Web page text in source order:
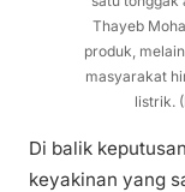
Thayeb
produk,
masyarakat
listrik.
Di balik
keyakinan yang